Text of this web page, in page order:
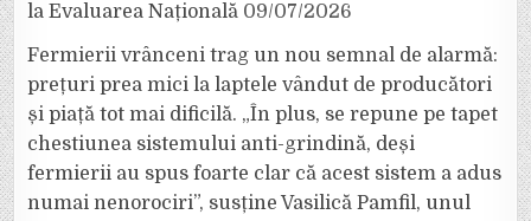
la Evaluarea Națională 09/07/2026
Fermierii vrânceni trag un nou semnal de alarmă:
prețuri prea mici la laptele vândut de producători
și piață tot mai dificilă. „În plus, se repune pe tapet
chestiunea sistemului anti-grindină, deși
fermierii au spus foarte clar că acest sistem a adus
numai nenorociri”, susține Vasilică Pamfil, unul